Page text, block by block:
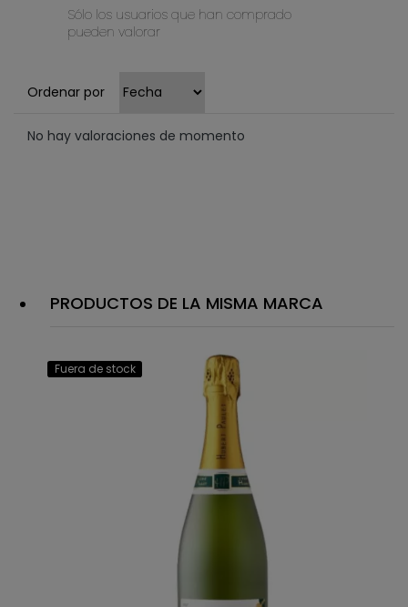
PRODUCTOS DE LA MISMA MARCA
Fuera de stock
Sólo los usuarios que han comprado
pueden valorar
Ordenar por
No hay valoraciones de momento